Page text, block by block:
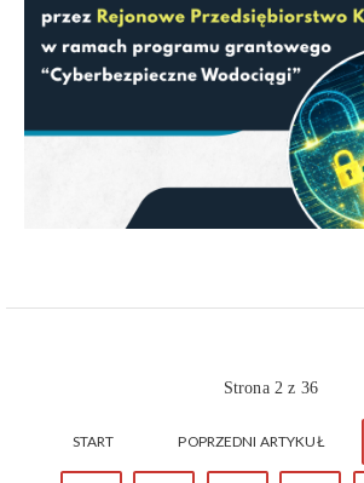
Strona 2 z 36
START POPRZEDNI ARTYKUŁ